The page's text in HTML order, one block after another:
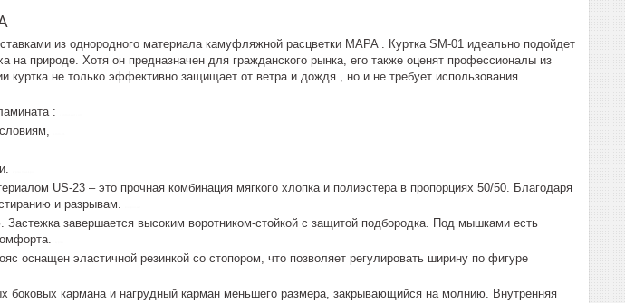
из однородного материала камуфляжной расцветки MAPA . Куртка SM-01 идеально подойдет
на природе. Хотя он предназначен для гражданского рынка, его также оценят профессионалы из
куртка не только эффективно защищает от ветра и дождя , но и не требует использования
:
US-23 – это прочная комбинация мягкого хлопка и полиэстера в пропорциях 50/50. Благодаря
и разрывам.
завершается высоким воротником-стойкой с защитой подбородка. Под мышками есть
оснащен эластичной резинкой со стопором, что позволяет регулировать ширину по фигуре
боковых кармана и нагрудный карман меньшего размера, закрывающийся на молнию. Внутренняя